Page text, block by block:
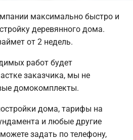
максимально быстро и
деревянного дома.
от 2 недель.
работ будет
заказчика, мы не
домокомплекты.
дома, тарифы на
и любые другие
задать по телефону,